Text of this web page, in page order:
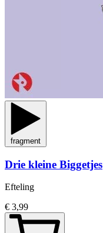
fragment
Drie kleine Biggetjes
Efteling
€ 3,99